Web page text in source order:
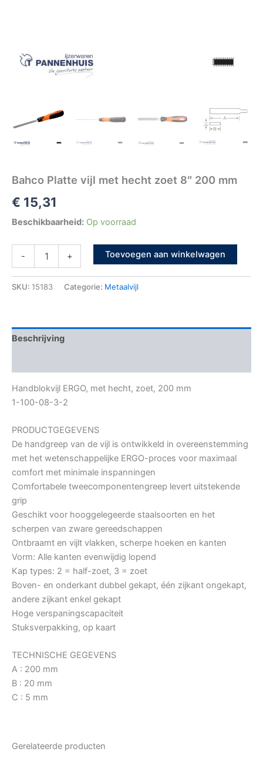
Bahco Platte vijl met hecht zoet 8″ 200 mm
€ 15,31
Beschikbaarheid: Op voorraad
- + Toevoegen aan winkelwagen
SKU: 15183 Categorie: Metaalvijl
Beschrijving
Handblokvijl ERGO, met hecht, zoet, 200 mm
1-100-08-3-2
PRODUCTGEGEVENS
De handgreep van de vijl is ontwikkeld in overeenstemming
met het wetenschappelijke ERGO-proces voor maximaal
comfort met minimale inspanningen
Comfortabele tweecomponentengreep levert uitstekende
grip
Geschikt voor hooggelegeerde staalsoorten en het
scherpen van zware gereedschappen
Ontbraamt en vijlt vlakken, scherpe hoeken en kanten
Vorm: Alle kanten evenwijdig lopend
Kap types: 2 = half-zoet, 3 = zoet
Boven- en onderkant dubbel gekapt, één zijkant ongekapt,
andere zijkant enkel gekapt
Hoge verspaningscapaciteit
Stuksverpakking, op kaart
TECHNISCHE GEGEVENS
A : 200 mm
B : 20 mm
C : 5 mm
Gerelateerde producten